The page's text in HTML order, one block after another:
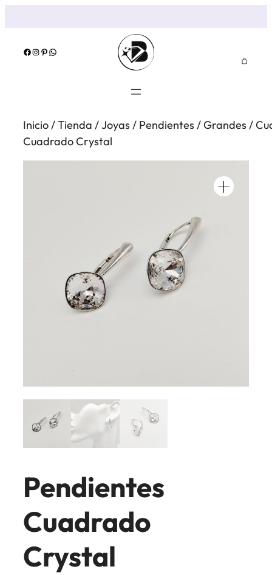
contenido
Facebook Instagram Pinterest WhatsApp
Inicio/Tienda /Joyas / Pendientes /Grandes /
Cuadrado Crystal
Pendientes
Cuadrado
Crystal